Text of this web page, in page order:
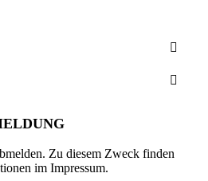


Zu diesem Zweck finden
im Impressum.